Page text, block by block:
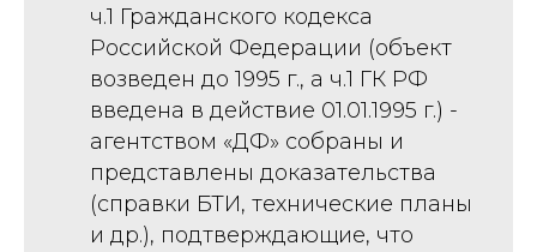
ч.1 Гражданского кодекса
Российской Федерации (объект
возведен до 1995 г., а ч.1 ГК РФ
введена в действие 01.01.1995 г.) -
агентством «ДФ» собраны и
представлены доказательства
(справки БТИ, технические планы
и др.), подтверждающие, что